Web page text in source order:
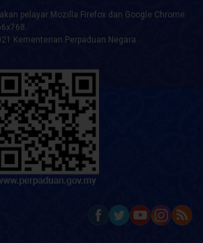
pelayar Mozilla Firefox dan Google Chrome
Kementerian Perpaduan Negara